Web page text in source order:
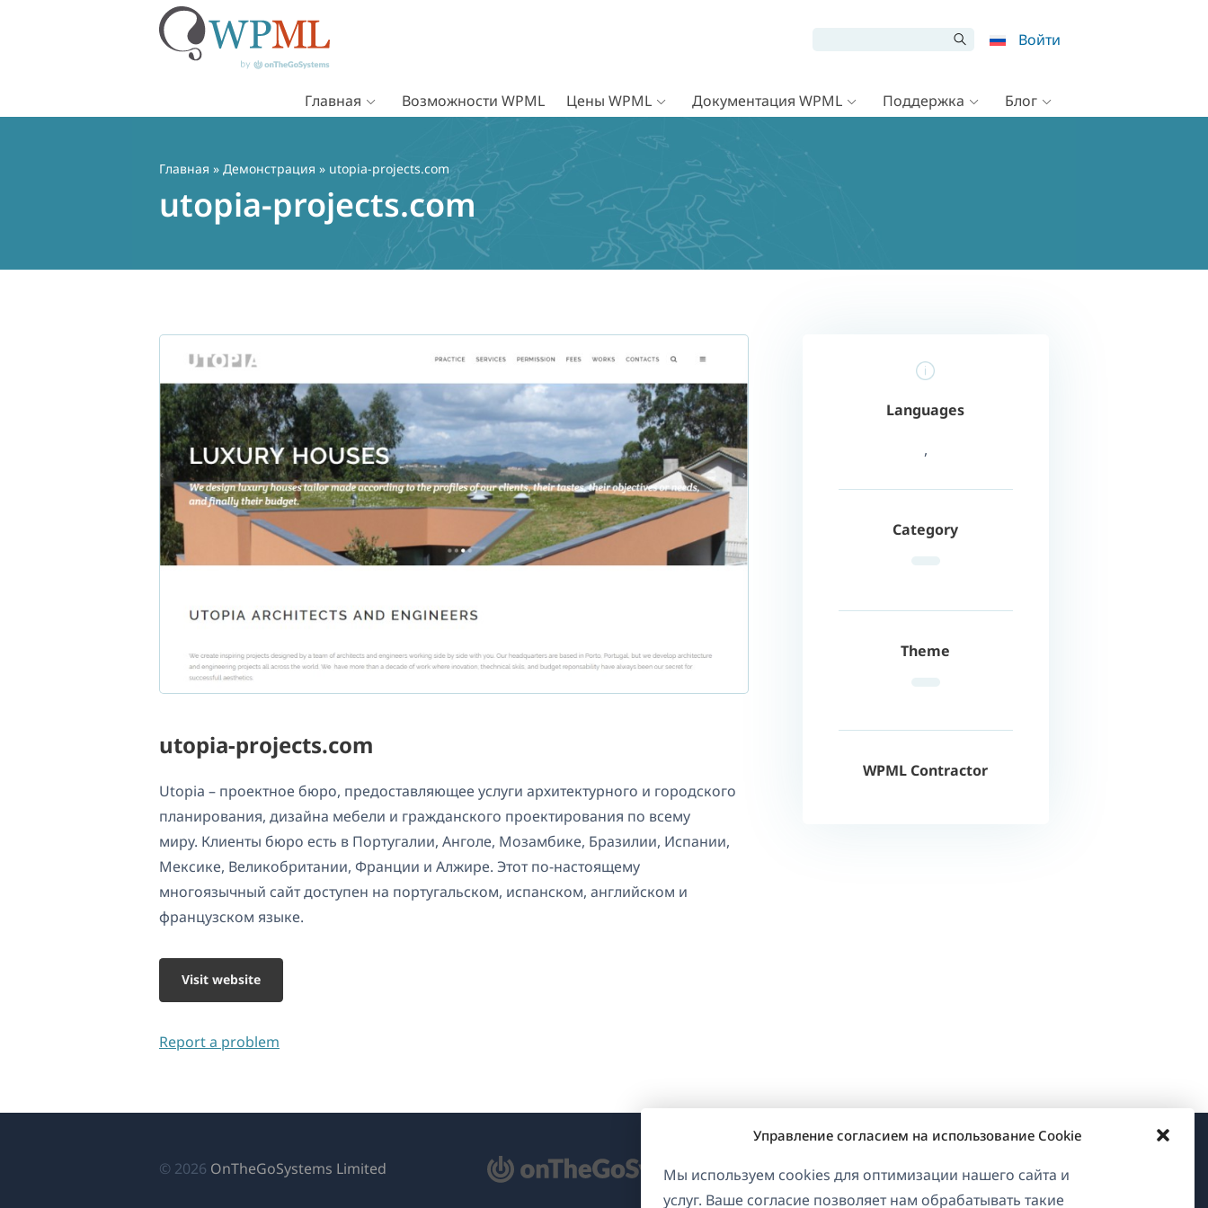
Управление согласием на использование Cookie
Мы используем cookies для оптимизации нашего сайта и
услуг. Ваше согласие позволяет нам обрабатывать такие
Войти
Главная Возможности WPML Цены WPML Документация WPML Поддержка Блог
Главная » Демонстрация » utopia-projects.com
utopia-projects.com
utopia-projects.com
Utopia – проектное бюро, предоставляющее услуги архитектурного и городского
планирования, дизайна мебели и гражданского проектирования по всему
миру. Клиенты бюро есть в Португалии, Анголе, Мозамбике, Бразилии, Испании,
Мексике, Великобритании, Франции и Алжире. Этот по-настоящему
многоязычный сайт доступен на португальском, испанском, английском и
французском языке.
Visit website
Languages
,
Category
Theme
WPML Contractor
Report a problem
© 2026 OnTheGoSystems Limited
О WPML
GDPR и политика